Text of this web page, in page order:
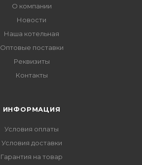
О компании
Новости
Наша котельная
Оптовые поставки
Реквизиты
Контакты
ИНФОРМАЦИЯ
Условия оплаты
Условия доставки
Гарантия на товар